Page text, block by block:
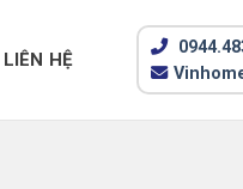
LIÊN HỆ